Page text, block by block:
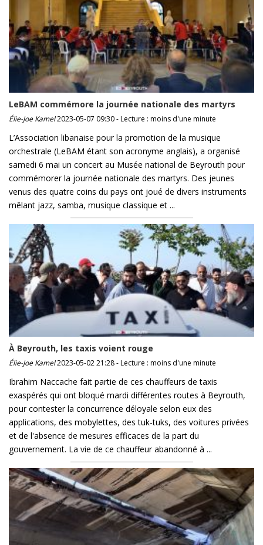
LeBAM commémore la journée nationale des martyrs
Élie-Joe Kamel2023-05-07 09:30 - Lecture : moins d'une minute
L’Association libanaise pour la promotion de la musique
orchestrale (LeBAM étant son acronyme anglais), a organisé
samedi 6 mai un concert au Musée national de Beyrouth pour
commémorer la journée nationale des martyrs. Des jeunes
venus des quatre coins du pays ont joué de divers instruments
mêlant jazz, samba, musique classique et ...
À Beyrouth, les taxis voient rouge
Élie-Joe Kamel2023-05-02 21:28 - Lecture : moins d'une minute
Ibrahim Naccache fait partie de ces chauffeurs de taxis
exaspérés qui ont bloqué mardi différentes routes à Beyrouth,
pour contester la concurrence déloyale selon eux des
applications, des mobylettes, des tuk-tuks, des voitures privées
et de l'absence de mesures efficaces de la part du
gouvernement. La vie de ce chauffeur abandonné à ...